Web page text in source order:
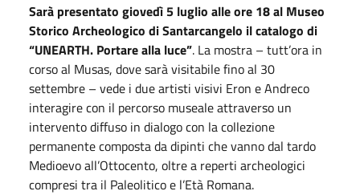
Sarà presentato giovedì 5 luglio alle ore 18 al Museo
Storico Archeologico di Santarcangelo il catalogo di
“UNEARTH. Portare alla luce”. La mostra – tutt’ora in
corso al Musas, dove sarà visitabile fino al 30
settembre – vede i due artisti visivi Eron e Andreco
interagire con il percorso museale attraverso un
intervento diffuso in dialogo con la collezione
permanente composta da dipinti che vanno dal tardo
Medioevo all’Ottocento, oltre a reperti archeologici
compresi tra il Paleolitico e l’Età Romana.